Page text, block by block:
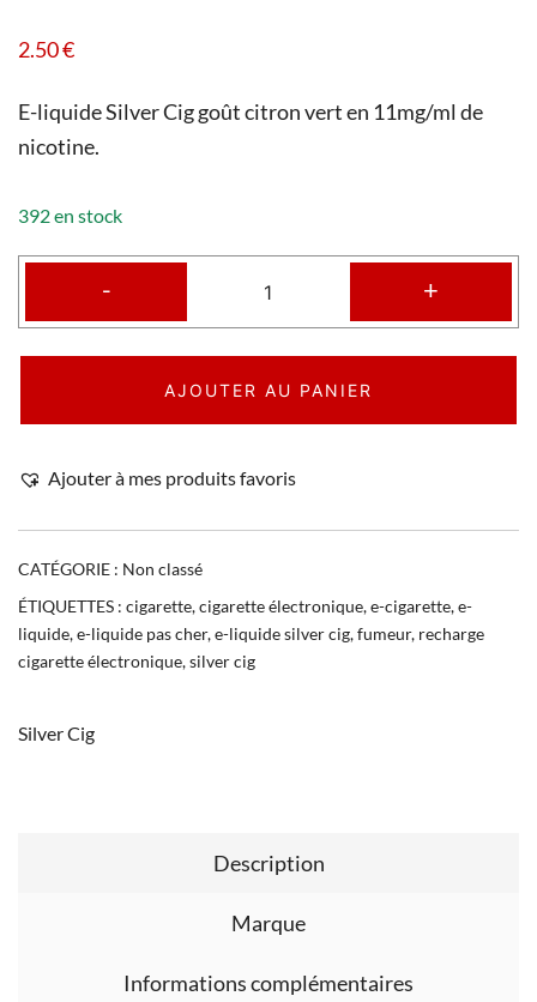
2.50€
E-liquide Silver Cig goût citron vert en 11mg/ml de
nicotine.
392 en stock
- +
AJOUTER AU PANIER
Ajouter à mes produits favoris
CATÉGORIE : Non classé
ÉTIQUETTES : cigarette,cigarette électronique,e-cigarette,e-
liquide,e-liquide pas cher,e-liquide silver cig,fumeur, recharge
cigarette électronique,silver cig
Silver Cig
Description
Marque
Informations complémentaires